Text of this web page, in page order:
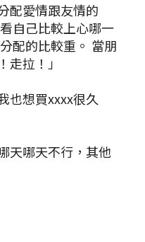
配愛情跟友情的
自己比較上心哪一
配的比較重。 當朋
走拉！」
也想買xxxx很久
天哪天不行，其他